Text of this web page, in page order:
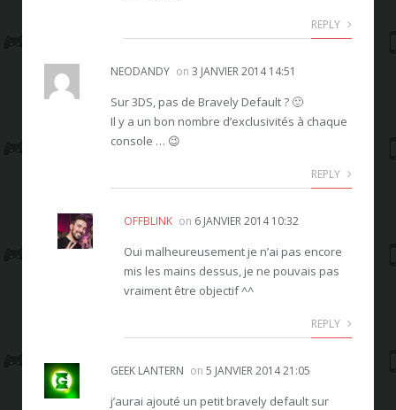
REPLY
NEODANDY on 3 JANVIER 2014 14:51
Sur 3DS, pas de Bravely Default ? 🙂
Il y a un bon nombre d’exclusivités à chaque
console … 😉
REPLY
OFFBLINK on 6 JANVIER 2014 10:32
Oui malheureusement je n’ai pas encore
mis les mains dessus, je ne pouvais pas
vraiment être objectif ^^
REPLY
GEEK LANTERN on 5 JANVIER 2014 21:05
j’aurai ajouté un petit bravely default sur